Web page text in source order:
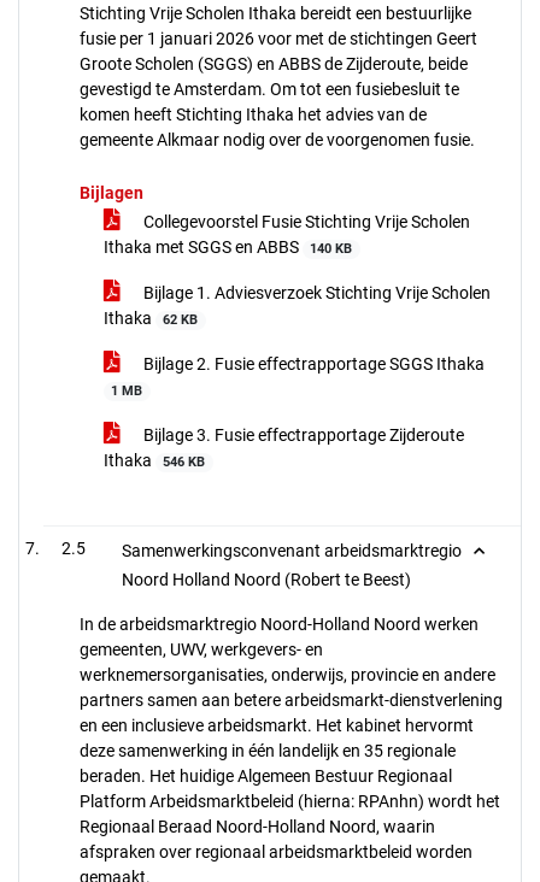
Stichting Vrije Scholen Ithaka bereidt een bestuurlijke
fusie per 1 januari 2026 voor met de stichtingen Geert
Groote Scholen (SGGS) en ABBS de Zijderoute, beide
gevestigd te Amsterdam. Om tot een fusiebesluit te
komen heeft Stichting Ithaka het advies van de
gemeente Alkmaar nodig over de voorgenomen fusie.
Bijlagen
Collegevoorstel Fusie Stichting Vrije Scholen
Ithaka met SGGS en ABBS
140 KB
Bijlage 1. Adviesverzoek Stichting Vrije Scholen
Ithaka
62 KB
Bijlage 2. Fusie effectrapportage SGGS Ithaka
1 MB
Bijlage 3. Fusie effectrapportage Zijderoute
Ithaka
546 KB
2.5
Samenwerkingsconvenant arbeidsmarktregio
Noord Holland Noord (Robert te Beest)
In de arbeidsmarktregio Noord-Holland Noord werken
gemeenten, UWV, werkgevers- en
werknemersorganisaties, onderwijs, provincie en andere
partners samen aan betere arbeidsmarkt-dienstverlening
en een inclusieve arbeidsmarkt. Het kabinet hervormt
deze samenwerking in één landelijk en 35 regionale
beraden. Het huidige Algemeen Bestuur Regionaal
Platform Arbeidsmarktbeleid (hierna: RPAnhn) wordt het
Regionaal Beraad Noord-Holland Noord, waarin
afspraken over regionaal arbeidsmarktbeleid worden
gemaakt.